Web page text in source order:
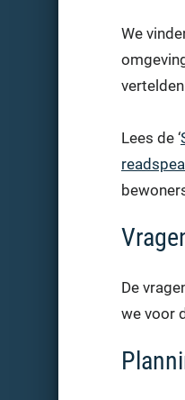
We
Lees de ‘
De
we voor